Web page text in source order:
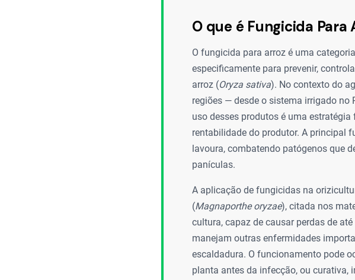
O que é Fungicida Para
O fungicida para arroz é uma
especificamente para prevenir,
arroz (Oryza sativa). No contexto do
regiões — desde o sistema irrigado no
uso desses produtos é uma
rentabilidade do produtor. A principal
lavoura, combatendo patógenos que
panículas.
A aplicação de fungicidas na
(Magnaporthe oryzae), citada nos
cultura, capaz de causar perdas de
manejam outras enfermidades
escaldadura. O funcionamento pode
planta antes da infecção, ou curativa,